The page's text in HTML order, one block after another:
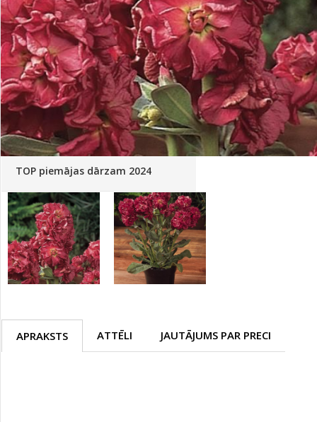
Palīglīdzekļi augu audzēšanai(72)
Klientu Diena
Novatec - izcils mēslošanai arī
sezonas otrajā pusē!
Piedāvājums ābeļdārziem
TOP piemājas dārzam 2024
APRAKSTS ATTĒLI JAUTĀJUMS PAR PRECI